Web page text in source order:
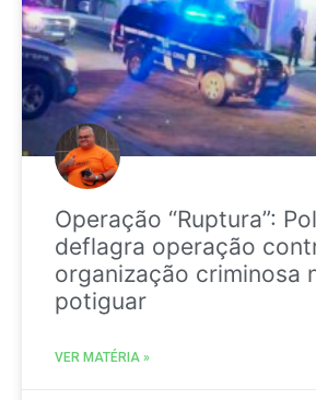
Operação “Ruptura”:
deflagra operação
organização criminosa
potiguar
VER MATÉRIA »